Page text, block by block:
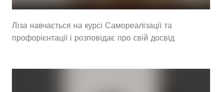
Ліза навчається на курсі Самореалізації та
профорієнтації і розповідає про свій досвід